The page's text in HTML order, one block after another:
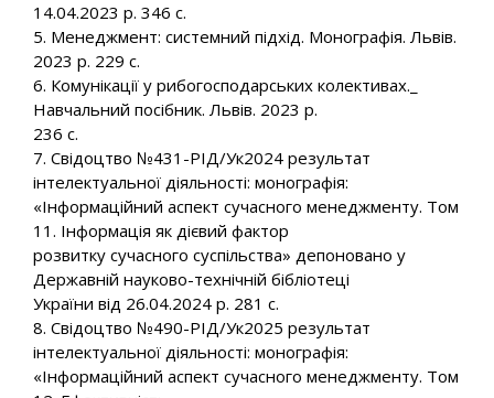
14.04.2023 р. 346 с.
5. Менеджмент: системний підхід. Монографія. Львів.
2023 р. 229 с.
6. Комунікації у рибогосподарських колективах._
Навчальний посібник. Львів. 2023 р.
236 с.
7. Свідоцтво №431-РІД/Ук2024 результат
інтелектуальної діяльності: монографія:
«Інформаційний аспект сучасного менеджменту. Том
11. Інформація як дієвий фактор
розвитку сучасного суспільства» депоновано у
Державній науково-технічній бібліотеці
України від 26.04.2024 р. 281 с.
8. Свідоцтво №490-РІД/Ук2025 результат
інтелектуальної діяльності: монографія:
«Інформаційний аспект сучасного менеджменту. Том